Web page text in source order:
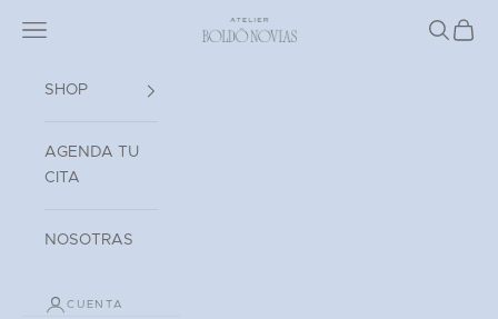
Atelier Boldó Novias
Abrir menú de navegación AbrirAbrir
SHOP
AGENDA TU
CITA
NOSOTRAS
CUENTA